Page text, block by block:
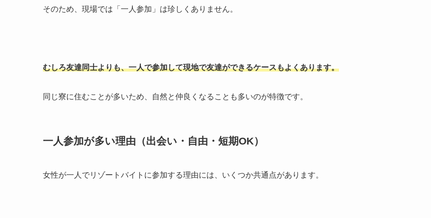
そのため、現場では「一人参加」は珍しくありません。
むしろ友達同士よりも、一人で参加して現地で友達ができるケースもよくあります。
同じ寮に住むことが多いため、自然と仲良くなることも多いのが特徴です。
一人参加が多い理由（出会い・自由・短期OK）
女性が一人でリゾートバイトに参加する理由には、いくつか共通点があります。